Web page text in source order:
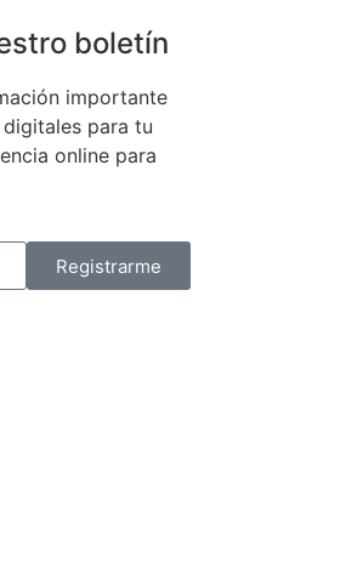
boletín
importante
para tu
online para
Registrarme